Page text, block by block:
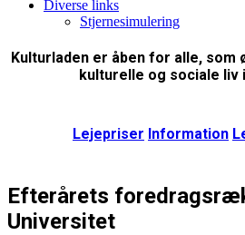
Diverse links
Stjernesimulering
Kulturladen er åben for alle, som
kulturelle og sociale liv
Lejepriser Information
Efterårets
Universitet